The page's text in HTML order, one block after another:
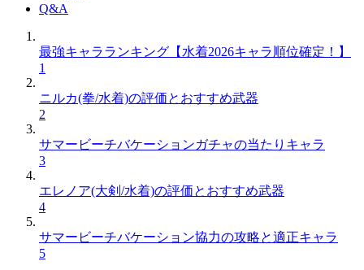
Q&A
最強キャラランキング【水着2026キャラ順位確定！】
1
ニルカ(拳/水着)の評価とおすすめ武器
2
サマービーチバケーションガチャの当たりキャラ
3
エレノア(大剣/水着)の評価とおすすめ武器
4
サマービーチバケーション協力の攻略と適正キャラ
5